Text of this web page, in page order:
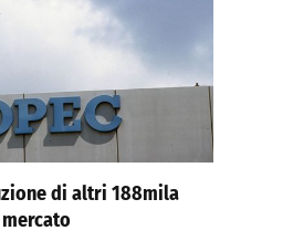
di altri 188mila